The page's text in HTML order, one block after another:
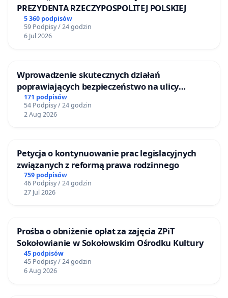
PREZYDENTA RZECZYPOSPOLITEJ POLSKIEJ
5 360 podpisów
59 Podpisy / 24 godzin
6 Jul 2026
Wprowadzenie skutecznych działań
poprawiających bezpieczeństwo na ulicy
Żeromskiego w Otwocku
171 podpisów
54 Podpisy / 24 godzin
2 Aug 2026
Petycja o kontynuowanie prac legislacyjnych
związanych z reformą prawa rodzinnego
759 podpisów
46 Podpisy / 24 godzin
27 Jul 2026
Prośba o obniżenie opłat za zajęcia ZPiT
Sokołowianie w Sokołowskim Ośrodku Kultury
45 podpisów
45 Podpisy / 24 godzin
6 Aug 2026